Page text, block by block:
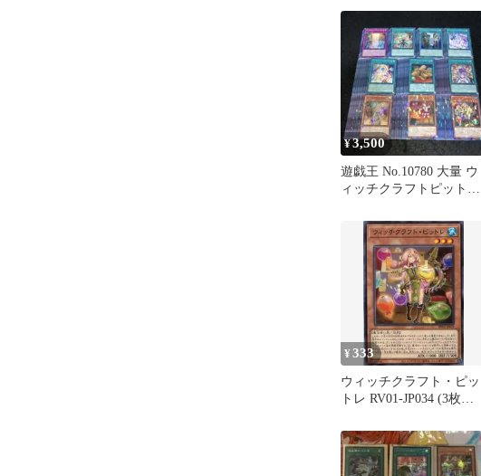
¥3,500
遊戯王 No.10780 大量 ウ
ィッチクラフトピットレ
¥333
ウィッチクラフト・ピッ
トレ RV01-JP034 (3枚セ
ン・ブースター 遊戯王
トレカ道